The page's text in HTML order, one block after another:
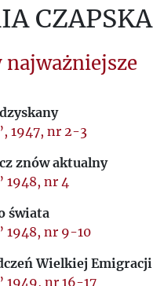
CZAPSKA
najważniejsze
1947, nr 2-3
znów aktualny
1948, nr 4
świata
1948, nr 9-10
Wielkiej Emigracji
1949, nr 16-17